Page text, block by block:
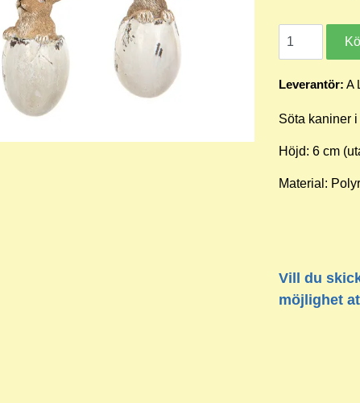
Leverantör: A
Söta kaniner
Höjd: 6 cm
Material:
Vill du
möjlighet